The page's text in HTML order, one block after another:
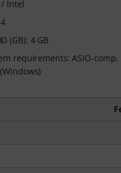
/ Intel
(GB): 4 GB
requirements: ASIO-comp.